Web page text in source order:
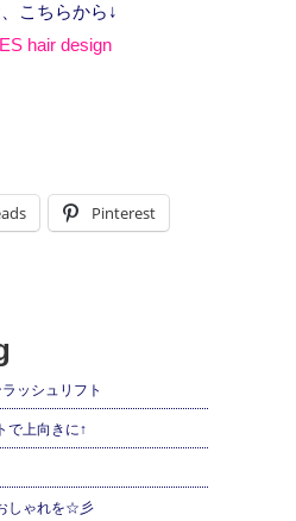
こちらから↓
hair design
Pinterest
ッシュリフト
で上向きに↑
しゃれを☆彡